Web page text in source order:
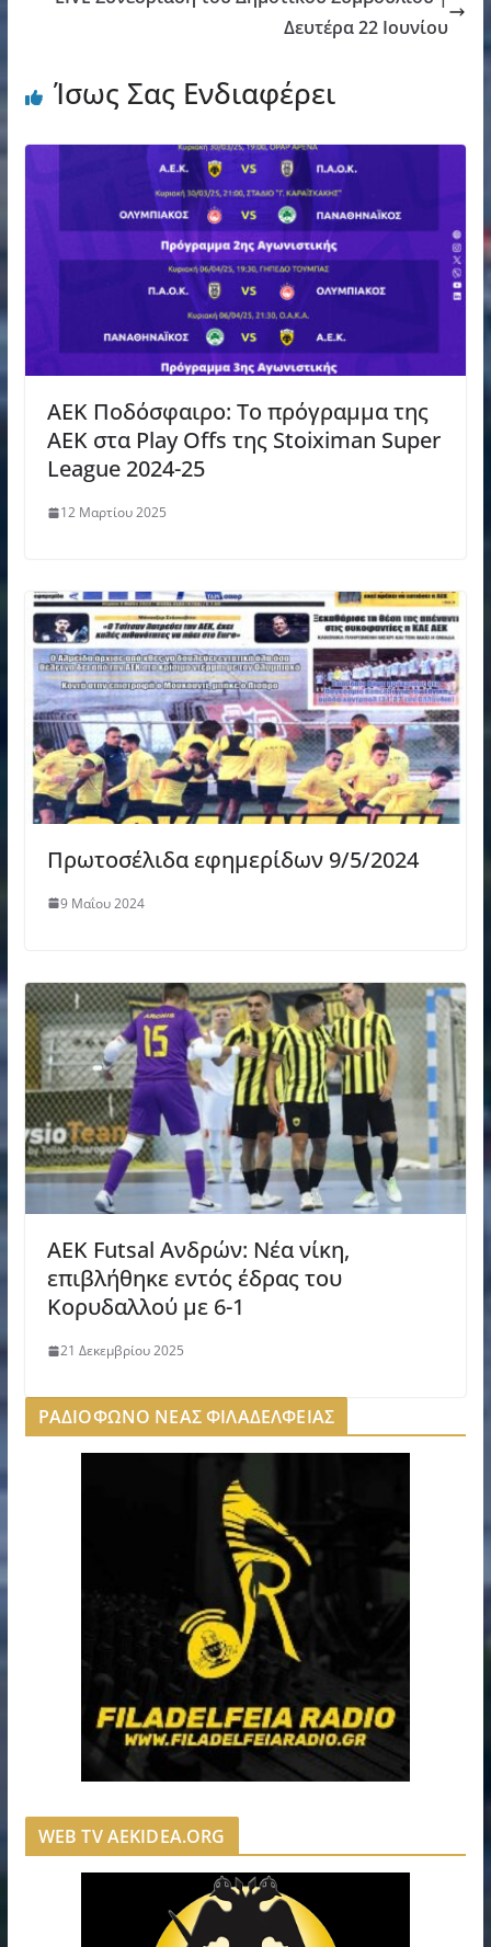
Δευτέρα 22 Ιουνίου
Ίσως Σας Ενδιαφέρει
ΑΕΚ Ποδόσφαιρο: Το πρόγραμμα της
ΑΕΚ στα Play Offs της Stoiximan Super
League 2024-25
12 Μαρτίου 2025
Πρωτοσέλιδα εφημερίδων 9/5/2024
9 Μαΐου 2024
ΑΕΚ Futsal Ανδρών: Νέα νίκη,
επιβλήθηκε εντός έδρας του
Κορυδαλλού με 6-1
21 Δεκεμβρίου 2025
ΡΑΔΙΟΦΩΝΟ ΝΕΑΣ ΦΙΛΑΔΕΛΦΕΙΑΣ
WEB TV AEKIDEA.ORG